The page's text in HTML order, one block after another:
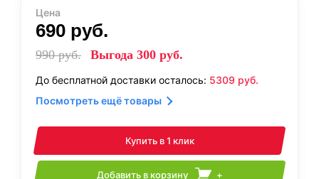
Цена
690 руб.
990руб. Выгода 300 руб.
До бесплатной доставки осталось: 5309 руб.
Посмотреть ещё товары
Купить в 1 клик
Добавить в корзину +